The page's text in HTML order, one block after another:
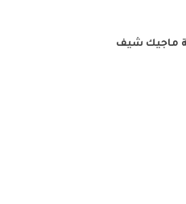
ماجيك شيف